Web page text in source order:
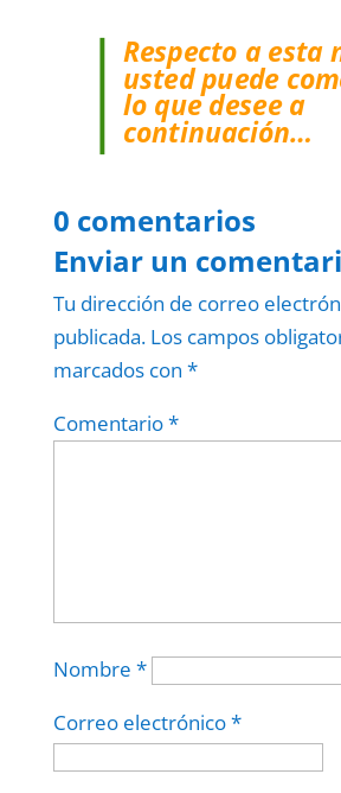
Respecto a esta
usted puede
lo que desee a
continuación…
0 comentarios
Enviar un
Tu dirección de correo
publicada. Los campos
marcados con *
Comentario*
Nombre *
Correo electrónico*